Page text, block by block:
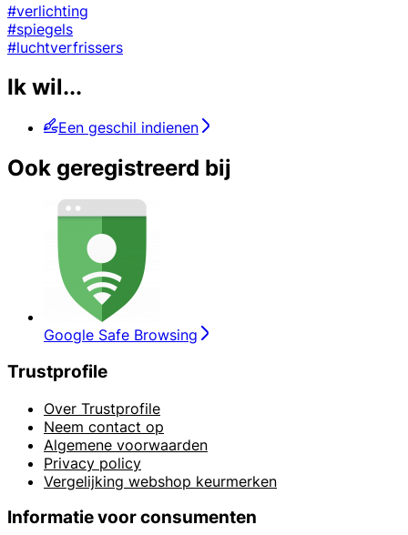
#verlichting
#spiegels
#luchtverfrissers
Ik wil...
Een geschil indienen
Ook geregistreerd bij
Google Safe Browsing
Trustprofile
Over Trustprofile
Neem contact op
Algemene voorwaarden
Privacy policy
Vergelijking webshop keurmerken
Informatie voor consumenten